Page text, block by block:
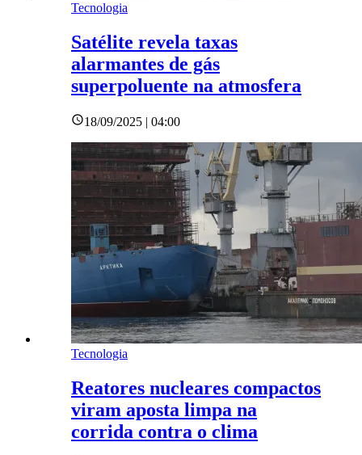
Tecnologia
Satélite revela taxas
alarmantes de gás
superpoluente na atmosfera
18/09/2025 | 04:00
Tecnologia
Reatores nucleares compactos
viram aposta limpa na
corrida contra o clima